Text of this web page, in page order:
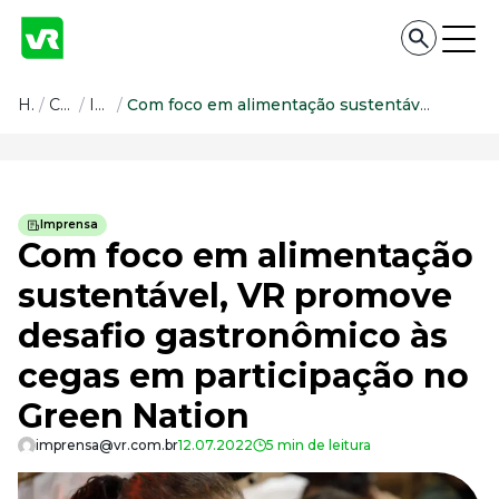
Conteúdo
Todas as categorias
Confira nossos conteúdos
Empreendedorismo
Impulsione o seu negócio
Legislação
Fique por dentro da lei
Pessoas e Cultura
Aprimore a cultura organizacional
Educação Financeira
Saiba como gerenciar o seu dinheiro
Para o Trabalhador
Home/ Conteúdo / Imprensa / Com foco em alimentação sustentável, VR promove desafio gastronômico às cegas em participação no Green Nation
Imprensa
Com foco em alimentação
sustentável, VR promove
desafio gastronômico às
cegas em participação no
Green Nation
imprensa@vr.com.br12.07.2022 5 min de leitura